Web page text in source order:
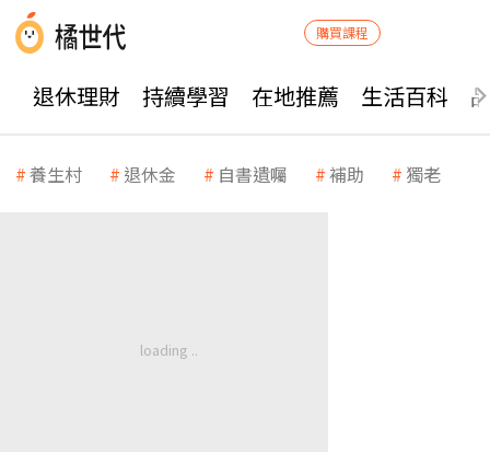
購買課程
退休理財 持續學習 在地推薦 生活百科
養生村 退休金 自書遺囑 補助 獨老